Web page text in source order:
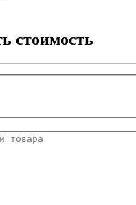
стоимость